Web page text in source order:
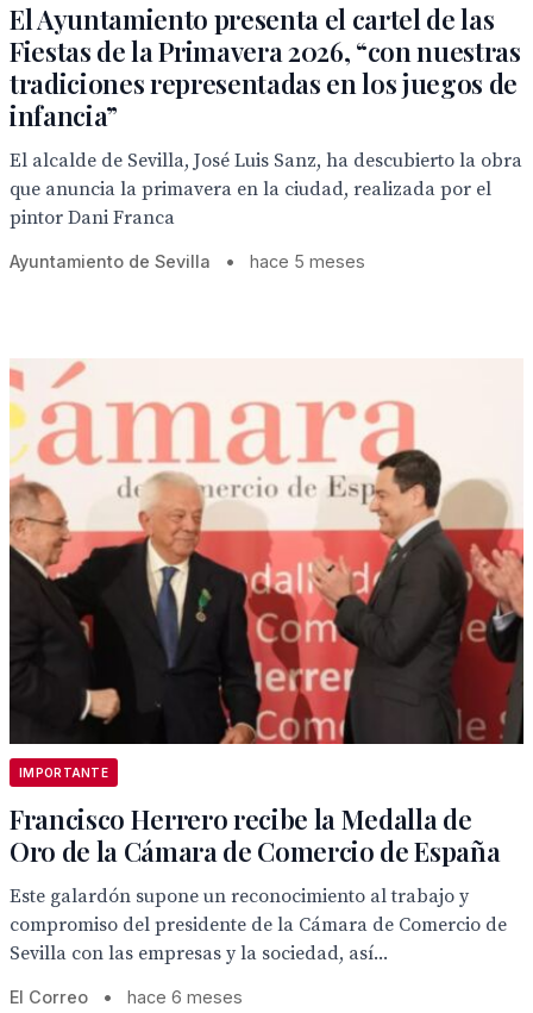
El Ayuntamiento presenta el cartel de las
Fiestas de la Primavera 2026, “con nuestras
tradiciones representadas en los juegos de
infancia”
El alcalde de Sevilla, José Luis Sanz, ha descubierto la obra
que anuncia la primavera en la ciudad, realizada por el
pintor Dani Franca
Ayuntamiento de Sevilla • hace 5 meses
IMPORTANTE
Francisco Herrero recibe la Medalla de
Oro de la Cámara de Comercio de España
Este galardón supone un reconocimiento al trabajo y
compromiso del presidente de la Cámara de Comercio de
Sevilla con las empresas y la sociedad, así...
El Correo • hace 6 meses